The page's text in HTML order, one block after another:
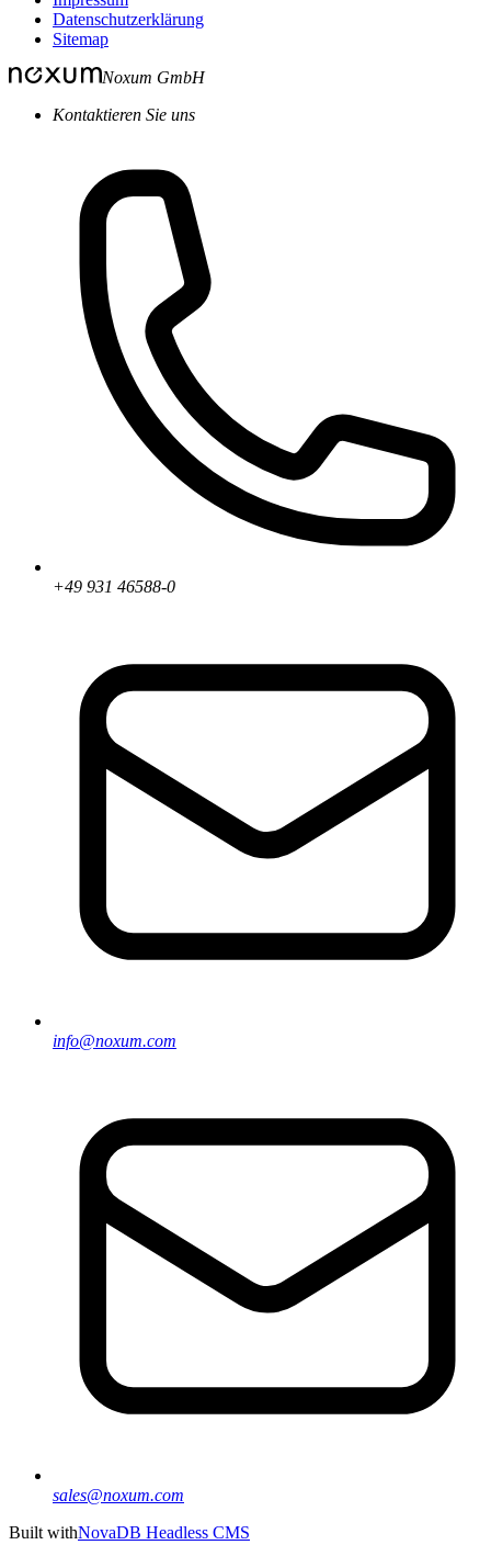
Datenschutzerklärung
Sitemap
Noxum GmbH
Kontaktieren Sie uns
+49 931 46588-0
info@noxum.com
sales@noxum.com
Built withNovaDB Headless CMS